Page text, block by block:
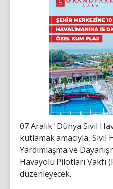
07 Aralık "Dünya Sivil
kutlamak amacıyla, Sivil
Yardımlaşma ve
Havayolu Pilotları Vakfı
düzenleyecek.